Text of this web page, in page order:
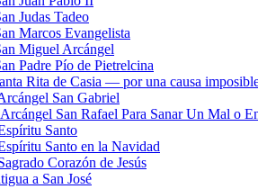
Judas Tadeo
Marcos Evangelista
Miguel Arcángel
Padre Pío de Pietrelcina
Rita de Casia — por una causa
San Gabriel
San Rafael Para Sanar Un Mal o
Santo
Santo en la Navidad
Corazón de Jesús
a San José